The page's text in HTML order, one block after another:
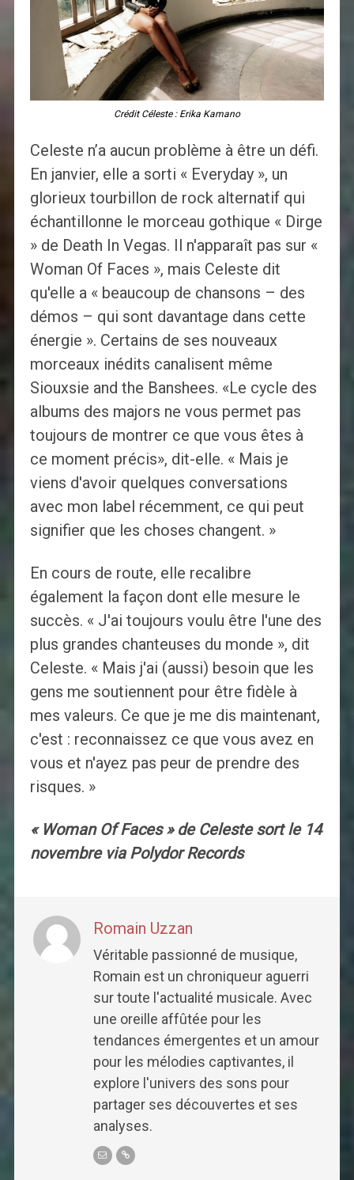
Crédit Céleste : Erika Kamano
Celeste n’a aucun problème à être un défi.
En janvier, elle a sorti « Everyday », un
glorieux tourbillon de rock alternatif qui
échantillonne le morceau gothique « Dirge
» de Death In Vegas. Il n'apparaît pas sur «
Woman Of Faces », mais Celeste dit
qu'elle a « beaucoup de chansons – des
démos – qui sont davantage dans cette
énergie ». Certains de ses nouveaux
morceaux inédits canalisent même
Siouxsie and the Banshees. «Le cycle des
albums des majors ne vous permet pas
toujours de montrer ce que vous êtes à
ce moment précis», dit-elle. « Mais je
viens d'avoir quelques conversations
avec mon label récemment, ce qui peut
signifier que les choses changent. »
En cours de route, elle recalibre
également la façon dont elle mesure le
succès. « J'ai toujours voulu être l'une des
plus grandes chanteuses du monde », dit
Celeste. « Mais j'ai (aussi) besoin que les
gens me soutiennent pour être fidèle à
mes valeurs. Ce que je me dis maintenant,
c'est : reconnaissez ce que vous avez en
vous et n'ayez pas peur de prendre des
risques. »
« Woman Of Faces » de Celeste sort le 14
novembre via Polydor Records
Romain Uzzan
Véritable passionné de musique,
Romain est un chroniqueur aguerri
sur toute l'actualité musicale. Avec
une oreille affûtée pour les
tendances émergentes et un amour
pour les mélodies captivantes, il
explore l'univers des sons pour
partager ses découvertes et ses
analyses.